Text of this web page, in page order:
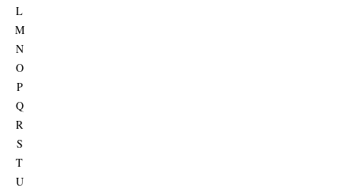
L
M
N
O
P
Q
R
S
T
U